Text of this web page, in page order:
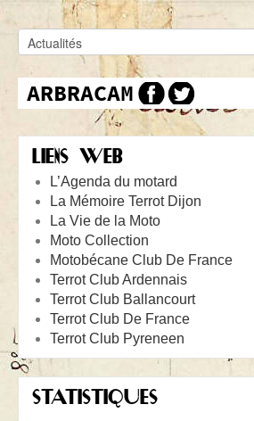
LIENS WEB
L’Agenda du motard
La Mémoire Terrot Dijon
La Vie de la Moto
Moto Collection
Motobécane Club De France
Terrot Club Ardennais
Terrot Club Ballancourt
Terrot Club De France
Terrot Club Pyreneen
STATISTIQUES